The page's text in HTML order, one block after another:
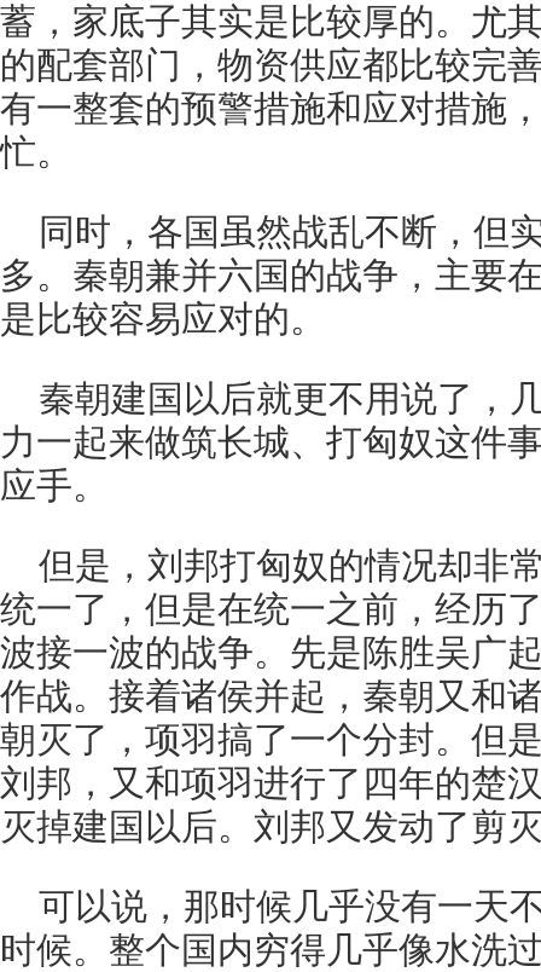
蓄，家底子其实是比较厚的。尤
的配套部门，物资供应都比较完
有一整套的预警措施和应对措施
忙。
同时，各国虽然战乱不断，但
多。秦朝兼并六国的战争，主要
是比较容易应对的。
秦朝建国以后就更不用说了，
力一起来做筑长城、打匈奴这件
应手。
但是，刘邦打匈奴的情况却非
统一了，但是在统一之前，经历
波接一波的战争。先是陈胜吴广
作战。接着诸侯并起，秦朝又和
朝灭了，项羽搞了一个分封。但
刘邦，又和项羽进行了四年的楚
灭掉建国以后。刘邦又发动了剪
可以说，那时候几乎没有一天
时候。整个国内穷得几乎像水洗